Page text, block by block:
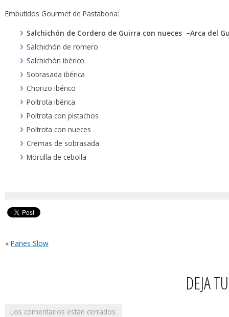
Embutidos Gourmet de Pastabona:
Salchichón de Cordero de Guirra con nueces –Arca del
Salchichón de romero
Salchichón ibérico
Sobrasada ibérica
Chorizo ibérico
Poltrota ibérica
Poltrota con pistachos
Poltrota con nueces
Cremas de sobrasada
Morcilla de cebolla
« Panes Slow
DEJA
Los comentarios están cerrados.